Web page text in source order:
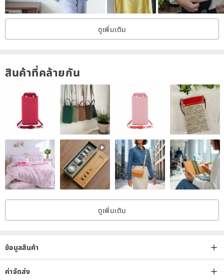
| All items are photographed in natural light. Color variations may
occur depending on individual computer displays.
| "New old stock" refers to brand-new items from an earlier
out once purchased. All items are selected and prepared before
sale. Thank you for your understanding.
| Notice Regarding International Shipping Fees
For items exceeding 1kg or where shipping costs exceed the
original charge by NT$50, we will notify you to cover the actual
shipping fee.
A photo will be provided as proof of shipping cost after dispatch.
| For those who cannot receive their order via cash on delivery due
Please inform us proactively.
Good service quality requires mutual effort from both of us.
ดูเพิ่มเติม
สินค้าที่คล้ายกัน
ดูเพิ่มเติม
ข้อมูลสินค้า
ค่าจัดส่ง